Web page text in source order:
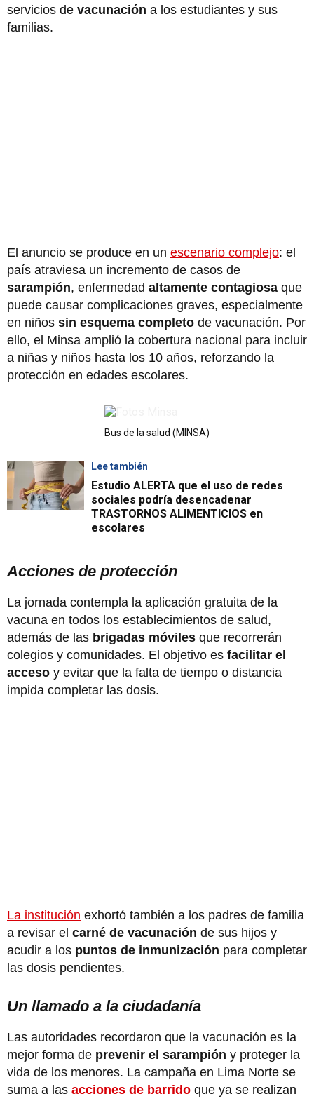
servicios de vacunación a los estudiantes y sus
familias.
El anuncio se produce en un escenario complejo: el
país atraviesa un incremento de casos de
sarampión, enfermedad altamente contagiosa que
puede causar complicaciones graves, especialmente
en niños sin esquema completo de vacunación. Por
ello, el Minsa amplió la cobertura nacional para incluir
a niñas y niños hasta los 10 años, reforzando la
protección en edades escolares.
Bus de la salud (MINSA)
Lee también
Estudio ALERTA que el uso de redes
sociales podría desencadenar
TRASTORNOS ALIMENTICIOS en
escolares
Acciones de protección
La jornada contempla la aplicación gratuita de la
vacuna en todos los establecimientos de salud,
además de las brigadas móviles que recorrerán
colegios y comunidades. El objetivo es facilitar el
acceso y evitar que la falta de tiempo o distancia
impida completar las dosis.
La institución exhortó también a los padres de familia
a revisar el carné de vacunación de sus hijos y
acudir a los puntos de inmunización para completar
las dosis pendientes.
Un llamado a la ciudadanía
Las autoridades recordaron que la vacunación es la
mejor forma de prevenir el sarampión y proteger la
vida de los menores. La campaña en Lima Norte se
suma a las acciones de barrido que ya se realizan